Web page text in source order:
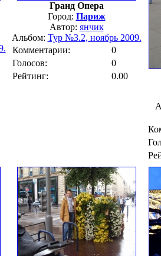
Гранд Опера
Город: Париж
Автор: янчик
Альбом: Тур №3.2, ноябрь 2009.
Комментарии:
0
Голосов:
0
Рейтинг:
0.00